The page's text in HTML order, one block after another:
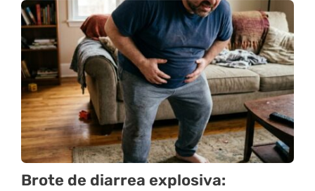
Brote de diarrea explosiva: